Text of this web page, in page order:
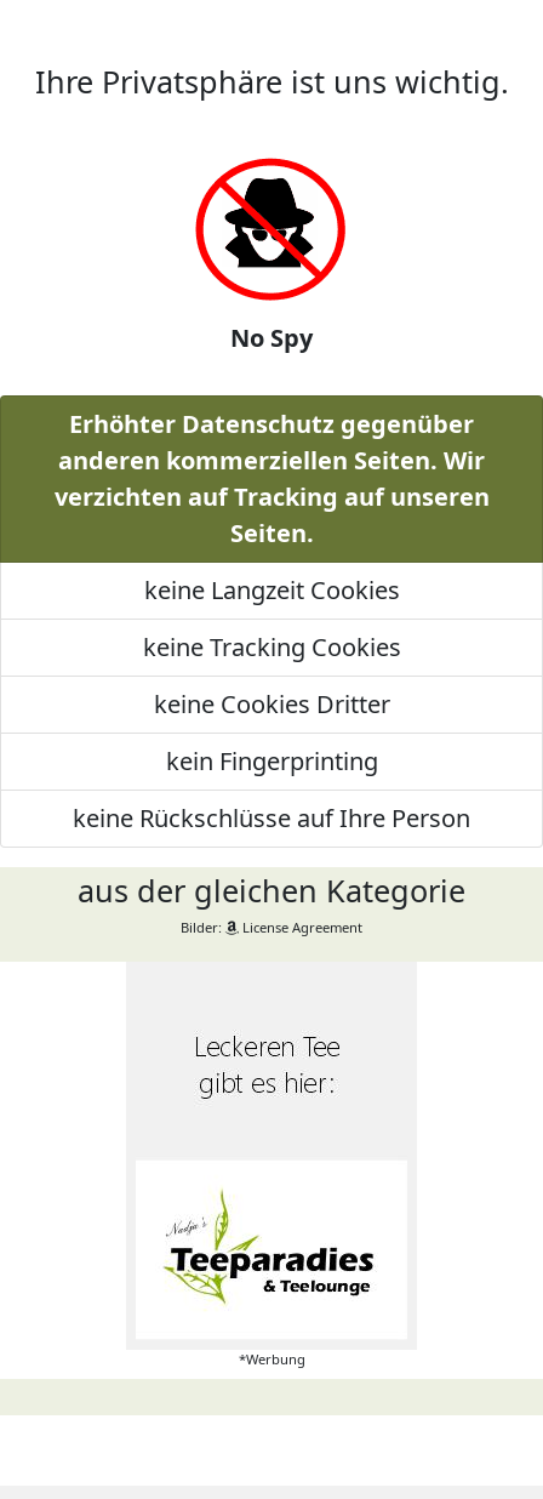
Ihre Privatsphäre ist uns wichtig.
No Spy
Erhöhter Datenschutz gegenüber
anderen kommerziellen Seiten. Wir
verzichten auf Tracking auf unseren
Seiten.
keine Langzeit Cookies
keine Tracking Cookies
keine Cookies Dritter
kein Fingerprinting
keine Rückschlüsse auf Ihre Person
aus der gleichen Kategorie
Bilder: License Agreement
*Werbung